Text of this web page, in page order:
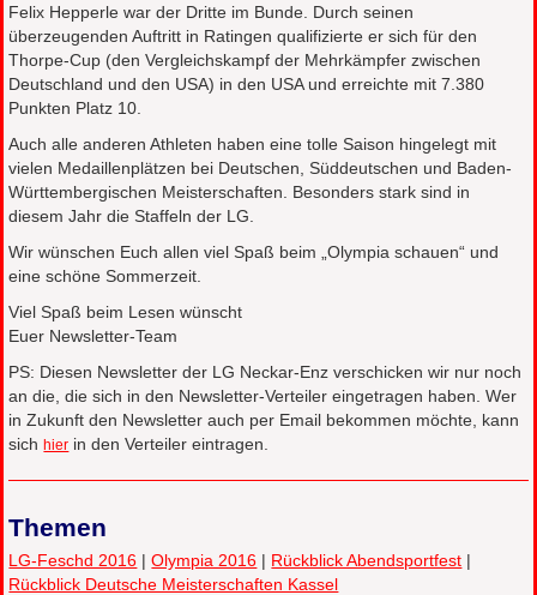
Felix Hepperle war der Dritte im Bunde. Durch seinen
überzeugenden Auftritt in Ratingen qualifizierte er sich für den
Thorpe-Cup (den Vergleichskampf der Mehrkämpfer zwischen
Deutschland und den USA) in den USA und erreichte mit 7.380
Punkten Platz 10.
Auch alle anderen Athleten haben eine tolle Saison hingelegt mit
vielen Medaillenplätzen bei Deutschen, Süddeutschen und Baden-
Württembergischen Meisterschaften. Besonders stark sind in
diesem Jahr die Staffeln der LG.
Wir wünschen Euch allen viel Spaß beim „Olympia schauen“ und
eine schöne Sommerzeit.
Viel Spaß beim Lesen wünscht
Euer Newsletter-Team
PS: Diesen Newsletter der LG Neckar-Enz verschicken wir nur noch
an die, die sich in den Newsletter-Verteiler eingetragen haben. Wer
in Zukunft den Newsletter auch per Email bekommen möchte, kann
sichhier in den Verteiler eintragen.
Themen
LG-Feschd 2016 |Olympia 2016 | Rückblick Abendsportfest |
Rückblick Deutsche Meisterschaften Kassel